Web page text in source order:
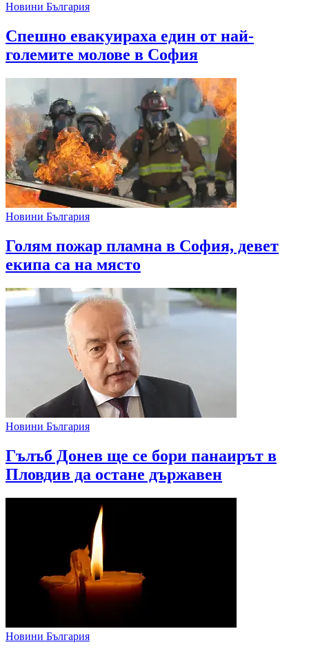
Новини България
Спешно евакуираха един от най-
големите молове в София
Новини България
Голям пожар пламна в София, девет
екипа са на място
Новини България
Гълъб Донев ще се бори панаирът в
Пловдив да остане държавен
Новини България